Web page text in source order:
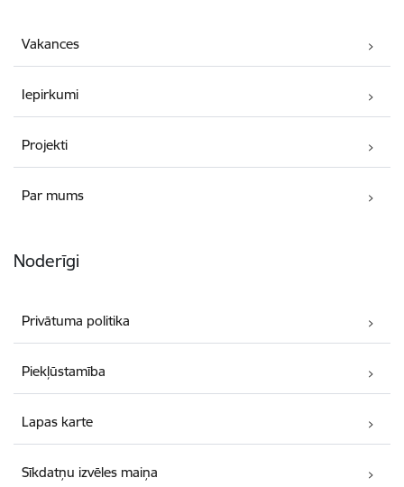
Vakances
Iepirkumi
Projekti
Par mums
Noderīgi
Privātuma politika
Piekļūstamība
Lapas karte
Sīkdatņu izvēles maiņa